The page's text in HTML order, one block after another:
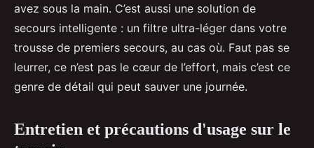
avez sous la main. C’est aussi une solution de
secours intelligente : un filtre ultra-léger dans votre
trousse de premiers secours, au cas où. Faut pas se
leurrer, ce n’est pas le cœur de l’effort, mais c’est ce
genre de détail qui peut sauver une journée.
Entretien et précautions d'usage sur le